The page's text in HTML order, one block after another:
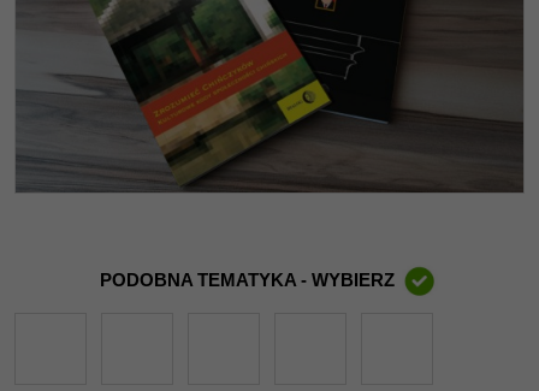
PODOBNA TEMATYKA - WYBIERZ